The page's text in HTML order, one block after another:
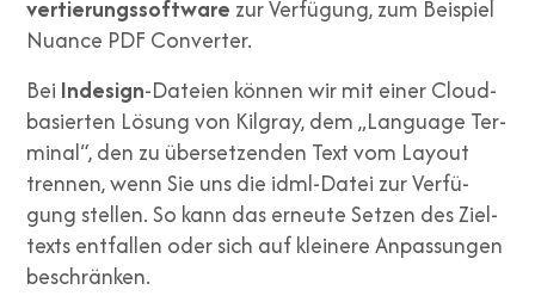
ver­tie­rungs­soft­ware zur Ver­fü­gung, zum Bei­spiel
Nuan­ce PDF Con­ver­ter.
Bei Inde­sign-Datei­en kön­nen wir mit einer Cloud-
basier­ten Lösung von Kil­gray, dem „Lan­guage Ter­
mi­nal“, den zu über­set­zen­den Text vom Lay­out
tren­nen, wenn Sie uns die idml-Datei zur Ver­fü­
gung stel­len. So kann das erneu­te Set­zen des Ziel­
texts ent­fal­len oder sich auf klei­ne­re Anpas­sun­gen
beschrän­ken.